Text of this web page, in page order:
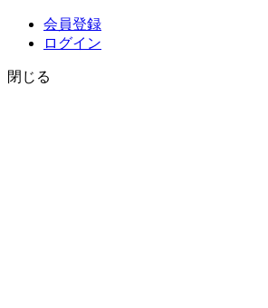
会員登録
ログイン
閉じる